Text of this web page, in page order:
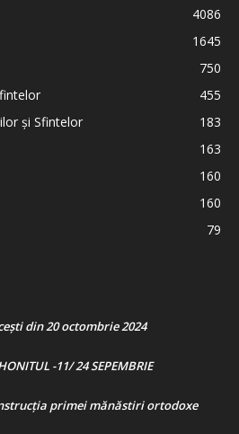
4086
1645
750
455
și Sfintelor
183
163
160
160
79
din 20 octombrie 2024
-11/ 24 SEPEMBRIE
primei mănăstiri ortodoxe